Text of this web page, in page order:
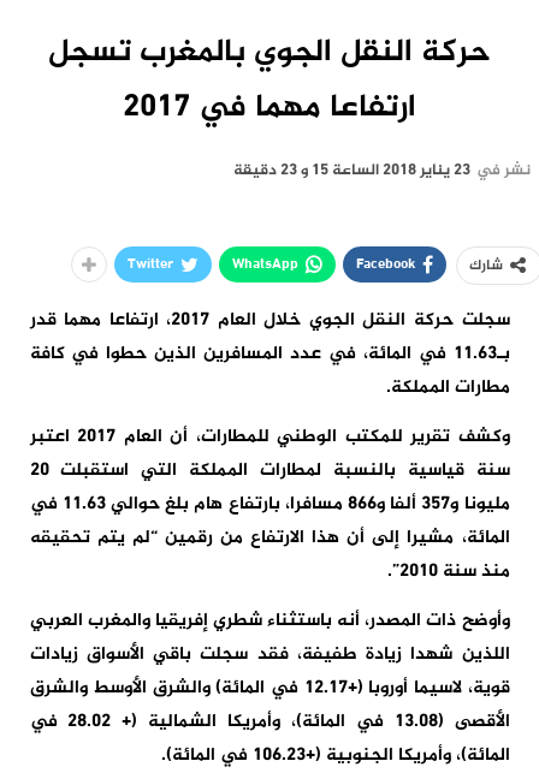
حركة النقل الجوي بالمغرب تسجل
ارتفاعا مهما في 2017
نشر في 23 يناير 2018 الساعة 15 و 23 دقيقة
شارك Facebook
WhatsApp
Twitter
سجلت حركة النقل الجوي خلال العام 2017، ارتفاعا مهما قدر
بـ11.63 في المائة، في عدد المسافرين الذين حطوا في كافة
مطارات المملكة.
وكشف تقرير للمكتب الوطني للمطارات، أن العام 2017 اعتبر
سنة قياسية بالنسبة لمطارات المملكة التي استقبلت 20
مليونا و357 ألفا و866 مسافرا، بارتفاع هام بلغ حوالي 11.63 في
المائة، مشيرا إلى أن هذا الارتفاع من رقمين “لم يتم تحقيقه
منذ سنة 2010”.
وأوضح ذات المصدر، أنه باستثناء شطري إفريقيا والمغرب العربي
اللذين شهدا زيادة طفيفة، فقد سجلت باقي الأسواق زيادات
قوية، لاسيما أوروبا (+12.17 في المائة) والشرق الأوسط والشرق
الأقصى (13.08 في المائة)، وأمريكا الشمالية (+ 28.02 في
المائة)، وأمريكا الجنوبية (+106.23 في المائة).